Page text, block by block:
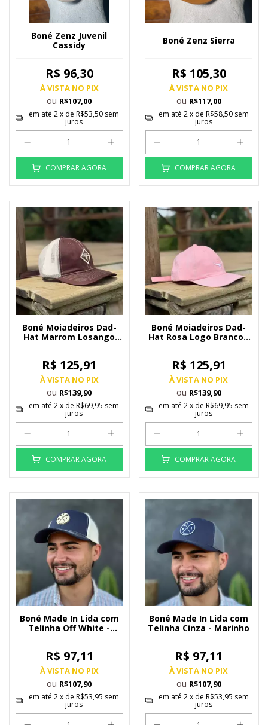
Boné Zenz Juvenil
Cassidy
R$ 96,30
À VISTA NO PIX
ou R$107,00
em até2x deR$53,50 sem
juros
COMPRAR AGORA
Boné Zenz Sierra
R$ 105,30
À VISTA NO PIX
ou R$117,00
em até 2x de R$58,50 sem
juros
COMPRAR AGORA
Boné Moiadeiros Dad-
Hat Marrom Losango
R$ 125,91
À VISTA NO PIX
ou R$139,90
em até2x deR$69,95 sem
juros
COMPRAR AGORA
Boné Moiadeiros Dad-
Hat Rosa Logo Branco -
R$ 125,91
À VISTA NO PIX
ou R$139,90
em até 2x de R$69,95 sem
juros
COMPRAR AGORA
Boné Made In Lida com
Telinha Off White -
R$ 97,11
À VISTA NO PIX
ou R$107,90
em até2x deR$53,95 sem
juros
Boné Made In Lida com
Telinha Cinza - Marinho
R$ 97,11
À VISTA NO PIX
ou R$107,90
em até 2x de R$53,95 sem
juros